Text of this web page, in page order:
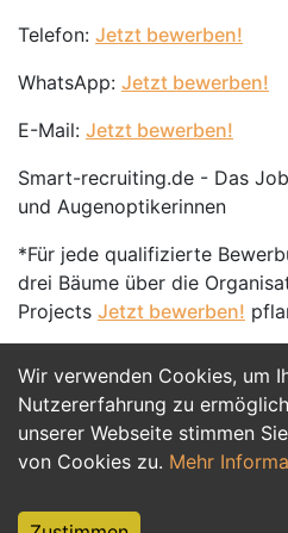
Wir verwenden Cookies, um
Nutzererfahrung zu
unserer Webseite stimmen
von Cookies zu. Mehr
Telefon: Jetzt bewerben!
WhatsApp: Jetzt bewerben!
E-Mail: Jetzt bewerben!
Smart-recruiting.de - Das
und Augenoptikerinnen
*Für jede qualifizierte
drei Bäume über die
Projects Jetzt bewerben!
Jetzt